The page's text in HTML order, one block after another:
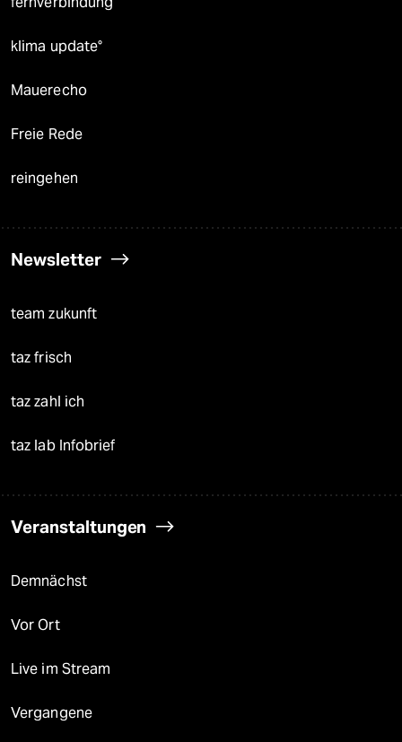
klima update°
Mauerecho
Freie Rede
reingehen
Newsletter
team zukunft
taz frisch
taz zahl ich
taz lab Infobrief
Veranstaltungen
Demnächst
Vor Ort
Live im Stream
Vergangene